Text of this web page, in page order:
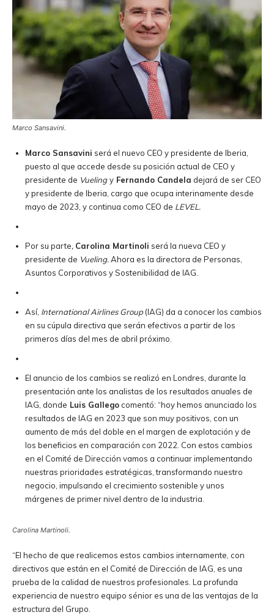
Marco Sansavini.
Marco Sansavini será el nuevo CEO y presidente de Iberia,
puesto al que accede desde su posición actual de CEO y
presidente de Vueling y Fernando Candela dejará de ser CEO
y presidente de Iberia, cargo que ocupa interinamente desde
mayo de 2023, y continua como CEO de LEVEL.
Por su parte, Carolina Martinoli será la nueva CEO y
presidente de Vueling.Ahora es la directora de Personas,
Asuntos Corporativos y Sostenibilidad de IAG.
Así, International Airlines Group(IAG) da a conocer los cambios
en su cúpula directiva que serán efectivos a partir de los
primeros días del mes de abril próximo.
El anuncio de los cambios se realizó en Londres, durante la
presentación ante los analistas de los resultados anuales de
IAG, donde Luis Gallego comentó: “hoy hemos anunciado los
resultados de IAG en 2023 que son muy positivos, con un
aumento de más del doble en el margen de explotación y de
los beneficios en comparación con 2022. Con estos cambios
en el Comité de Dirección vamos a continuar implementando
nuestras prioridades estratégicas, transformando nuestro
negocio, impulsando el crecimiento sostenible y unos
márgenes de primer nivel dentro de la industria.
Carolina Martinoli.
“El hecho de que realicemos estos cambios internamente, con
directivos que están en el Comité de Dirección de IAG, es una
prueba de la calidad de nuestros profesionales. La profunda
experiencia de nuestro equipo sénior es una de las ventajas de la
estructura del Grupo.